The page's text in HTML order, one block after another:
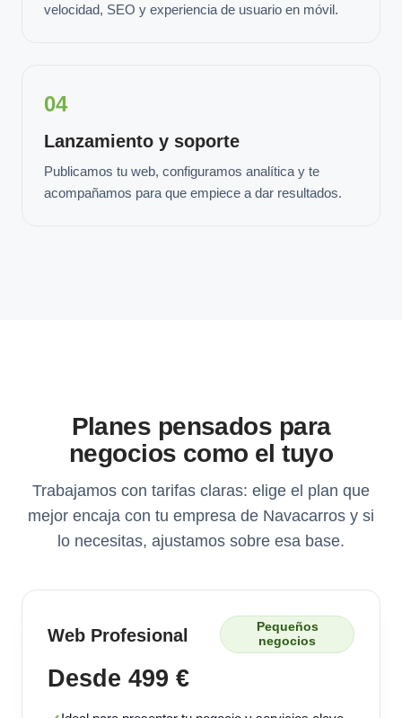
velocidad, SEO y experiencia de usuario en móvil.
04
Lanzamiento y soporte
Publicamos tu web, configuramos analítica y te
acompañamos para que empiece a dar resultados.
Planes pensados para
negocios como el tuyo
Trabajamos con tarifas claras: elige el plan que
mejor encaja con tu empresa de Navacarros y si
lo necesitas, ajustamos sobre esa base.
Web Profesional
Pequeños
negocios
Desde 499 €